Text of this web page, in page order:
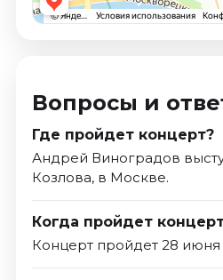
Вопросы и
Где пройдет концерт?
Андрей Виноградов
Козлова, в Москве.
Когда пройдет
Концерт пройдет 28 июня